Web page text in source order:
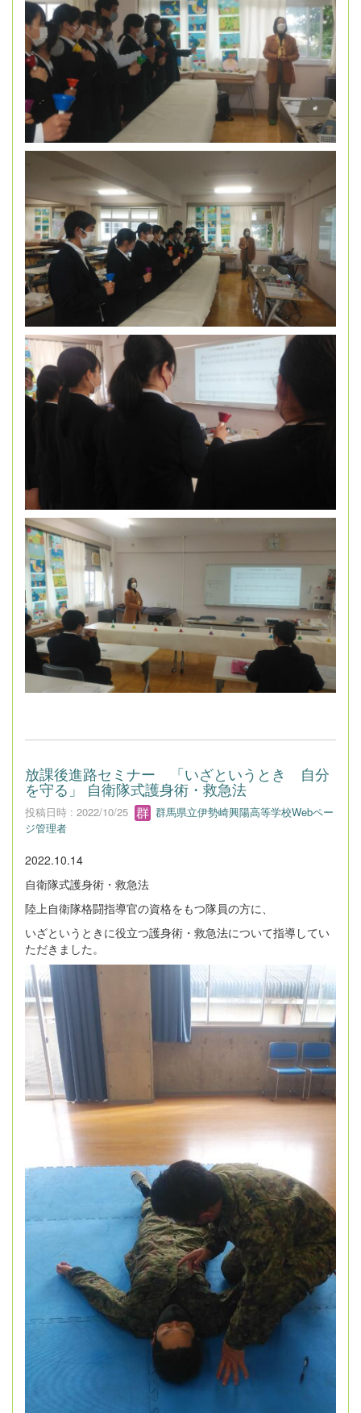
放課後進路セミナー 「いざというとき 自分
を守る」 自衛隊式護身術・救急法
投稿日時 : 2022/10/25
群馬県立伊勢崎興陽高等学校Webペー
ジ管理者
2022.10.14
自衛隊式護身術・救急法
陸上自衛隊格闘指導官の資格をもつ隊員の方に、
いざというときに役立つ護身術・救急法について指導してい
ただきました。